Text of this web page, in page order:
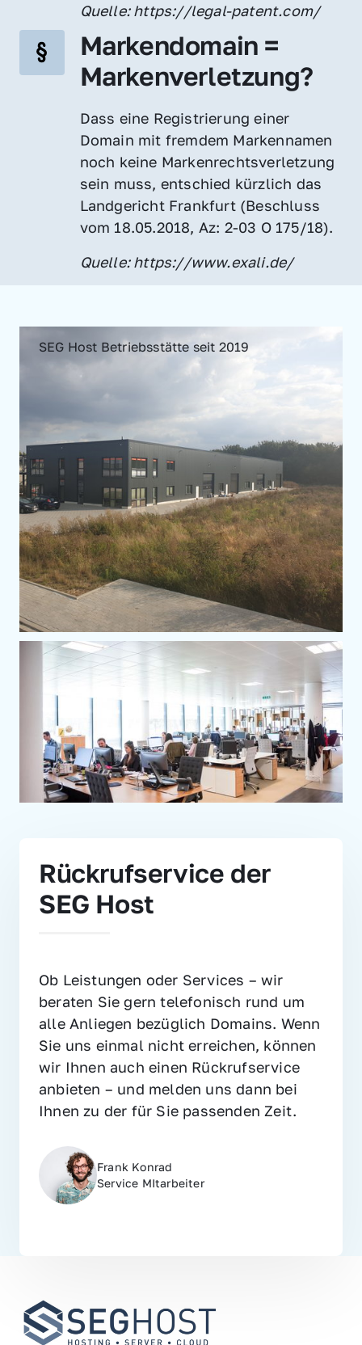
Quelle: https://legal-patent.com/
Markendomain =
Markenverletzung?
Dass eine Registrierung einer
Domain mit fremdem Markennamen
noch keine Markenrechtsverletzung
sein muss, entschied kürzlich das
Landgericht Frankfurt (Beschluss
vom 18.05.2018, Az: 2-03 O 175/18).
Quelle: https://www.exali.de/
SEG Host Betriebsstätte seit 2019
Rückrufservice der
SEG Host
Ob Leistungen oder Services – wir
beraten Sie gern telefonisch rund um
alle Anliegen bezüglich Domains. Wenn
Sie uns einmal nicht erreichen, können
wir Ihnen auch einen Rückrufservice
anbieten – und melden uns dann bei
Ihnen zu der für Sie passenden Zeit.
Frank Konrad
Service MItarbeiter